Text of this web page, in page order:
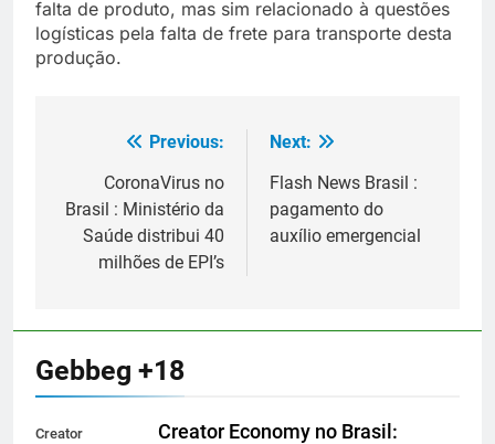
falta de produto, mas sim relacionado à questões
logísticas pela falta de frete para transporte desta
produção.
Navegação
Post
Previous:
CoronaVirus no
Brasil : Ministério da
Saúde distribui 40
milhões de EPI’s
Next:
Flash News Brasil :
pagamento do
auxílio emergencial
Gebbeg +18
Creator
Creator Economy no Brasil: